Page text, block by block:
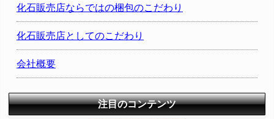
化石販売店ならではの梱包のこだわり
化石販売店としてのこだわり
会社概要
注目のコンテンツ